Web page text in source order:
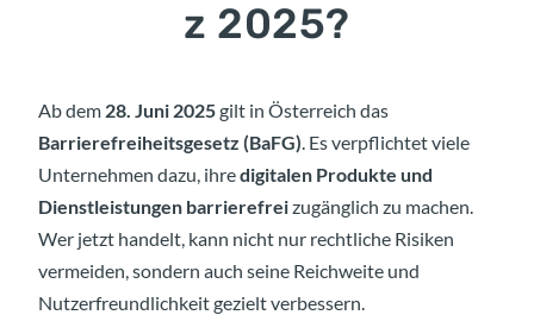
z 2025?
Ab dem 28. Juni 2025gilt in Österreich das
Barrierefreiheitsgesetz (BaFG) . Es verpflichtet viele
Unternehmen dazu, ihredigitalen Produkte und
Dienstleistungen barrierefreizugänglich zu machen.
Wer jetzt handelt, kann nicht nur rechtliche Risiken
vermeiden, sondern auch seine Reichweite und
Nutzerfreundlichkeit gezielt verbessern.